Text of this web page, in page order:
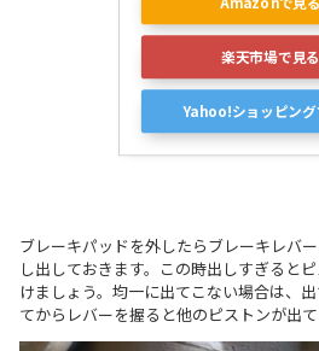
楽天市場で見る
Yahoo!ショッピング
ブレーキパッドを外したらブレーキレバ
し出しておきます。この時出しすぎると
けましょう。均一に出てこない場合は、
てからレバーを握ると他のピストンが出て